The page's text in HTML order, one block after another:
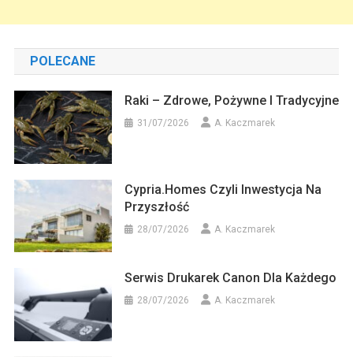
POLECANE
Raki – Zdrowe, Pożywne I Tradycyjne
31/07/2026 A. Kaczmarek
Cypria.homes Czyli Inwestycja Na
Przyszłość
28/07/2026 A. Kaczmarek
Serwis Drukarek Canon Dla Każdego
28/07/2026 A. Kaczmarek